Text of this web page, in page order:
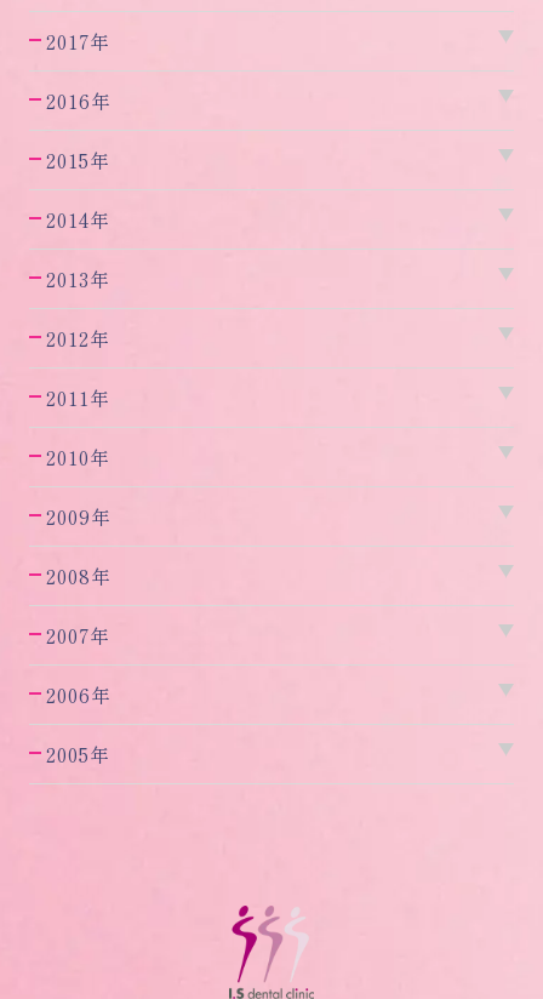
2017年
2016年
2015年
2014年
2013年
2012年
2011年
2010年
2009年
2008年
2007年
2006年
2005年